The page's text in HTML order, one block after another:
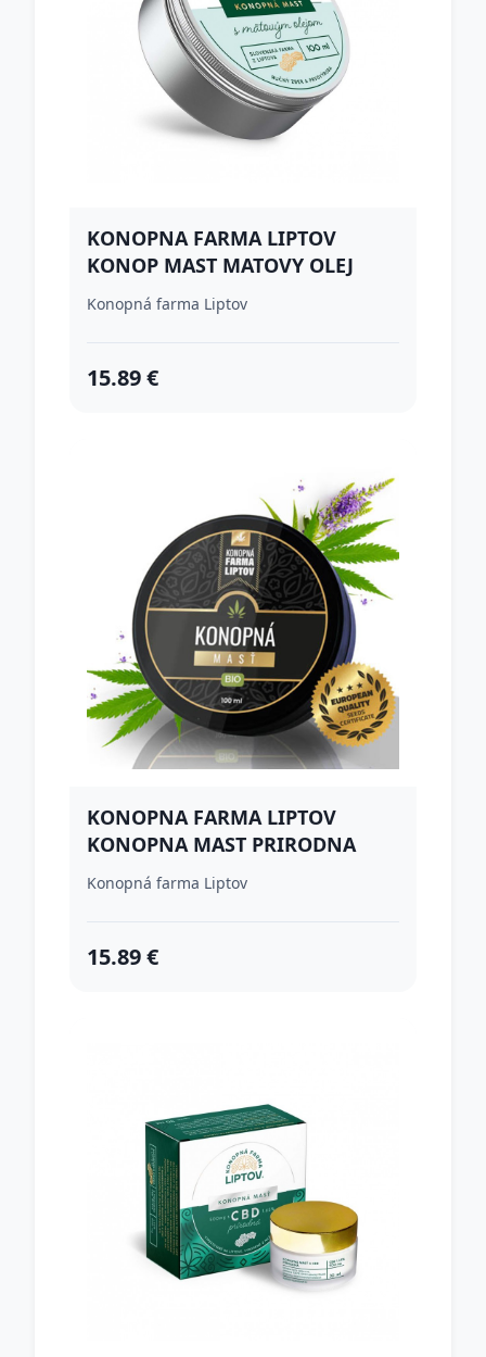
KONOPNA FARMA LIPTOV
KONOP MAST MATOVY OLEJ
100ML
Konopná farma Liptov
15.89 €
KONOPNA FARMA LIPTOV
KONOPNA MAST PRIRODNA
100ML
Konopná farma Liptov
15.89 €